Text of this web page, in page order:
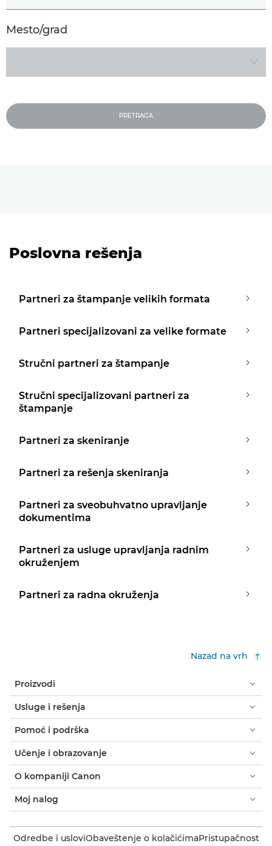
Mesto/grad
PRETRAGA
Poslovna rešenja
Partneri za štampanje velikih formata
Partneri specijalizovani za velike formate
Stručni partneri za štampanje
Stručni specijalizovani partneri za
štampanje
Partneri za skeniranje
Partneri za rešenja skeniranja
Partneri za sveobuhvatno upravljanje
dokumentima
Partneri za usluge upravljanja radnim
okruženjem
Partneri za radna okruženja
Nazad na vrh
Proizvodi
Usluge i rešenja
Pomoć i podrška
Učenje i obrazovanje
O kompaniji Canon
Moj nalog
Odredbe i usloviObaveštenje o kolačićimaPristupačnost